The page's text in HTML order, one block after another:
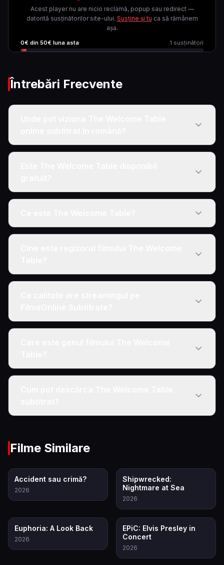
Acest player nu are nicio reclamă, popup sau redirect —
datorită susținătorilor site-ului. Susține și tu ca să rămânem
așa.
0€ din 50€ luna asta 1 susținători
Întrebări Frecvente
Filme Similare
Accident sau crimă?
2026
Shipwrecked:
Nightmare at Sea
2026
6.5
Euphoria: A Look Back
2026
EPiC: Elvis Presley in
Concert
2026